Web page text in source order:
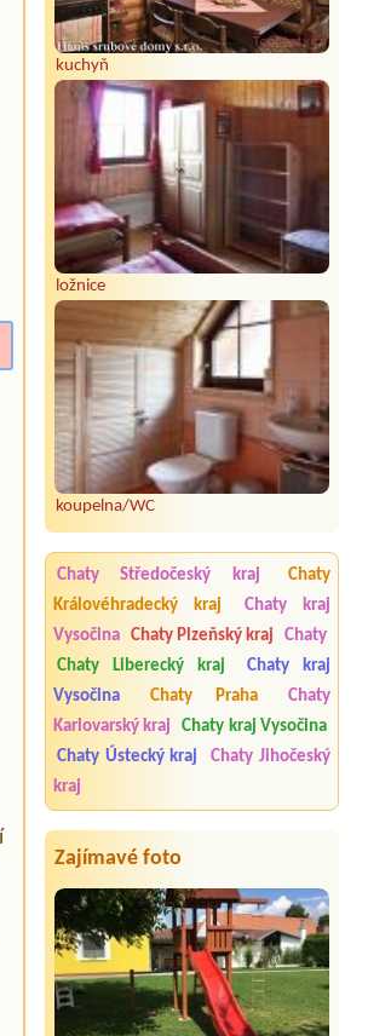
kuchyň
ložnice
koupelna/WC
Chaty Středočeský kraj
Chaty
Královéhradecký kraj
Chaty kraj
Vysočina
Chaty Plzeňský kraj
Chaty
Chaty Liberecký kraj
Chaty kraj
Vysočina
Chaty Praha
Chaty
Karlovarský kraj
Chaty kraj Vysočina
Chaty Ústecký kraj
Chaty Jihočeský
kraj
Zajímavé foto